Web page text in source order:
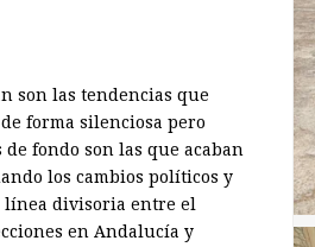
son las tendencias que
forma silenciosa pero
fondo son las que acaban
los cambios políticos y
línea divisoria entre el
en Andalucía y